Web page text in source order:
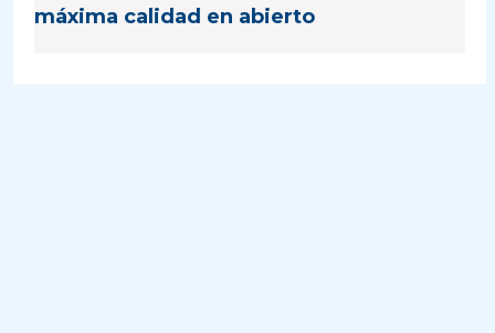
máxima calidad en abierto